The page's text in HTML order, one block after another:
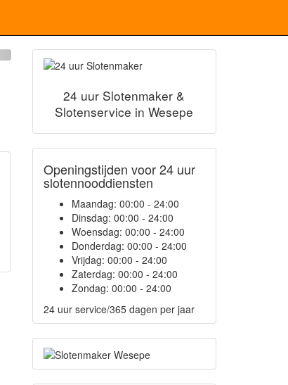
24 uur Slotenmaker &
Slotenservice in Wesepe
Openingstijden voor 24 uur
slotennooddiensten
Maandag: 00:00 - 24:00
Dinsdag: 00:00 - 24:00
Woensdag: 00:00 - 24:00
Donderdag: 00:00 - 24:00
Vrijdag: 00:00 - 24:00
Zaterdag: 00:00 - 24:00
Zondag: 00:00 - 24:00
24 uur service/365 dagen per jaar